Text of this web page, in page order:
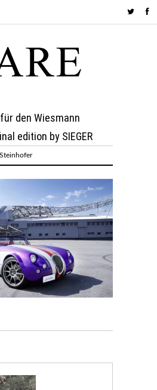
den Wiesmann
edition by SIEGER